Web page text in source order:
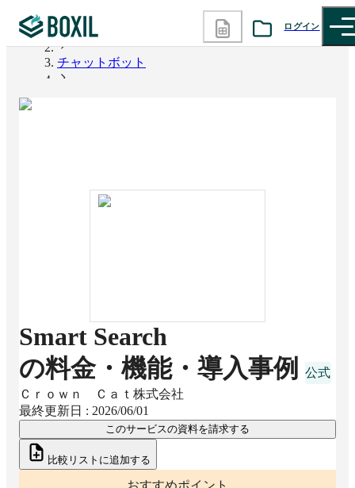
ログイン
カテゴリから探す
BOXILの使い方ガイド
BOXIL
チャットボット
Smart Search
の料金・機能・導入事例
Ｃｒｏｗｎ Ｃａｔ株式会社
最終更新日 : 2026/06/01
このサービスの資料を請求する
比較リストに追加する
おすすめポイント